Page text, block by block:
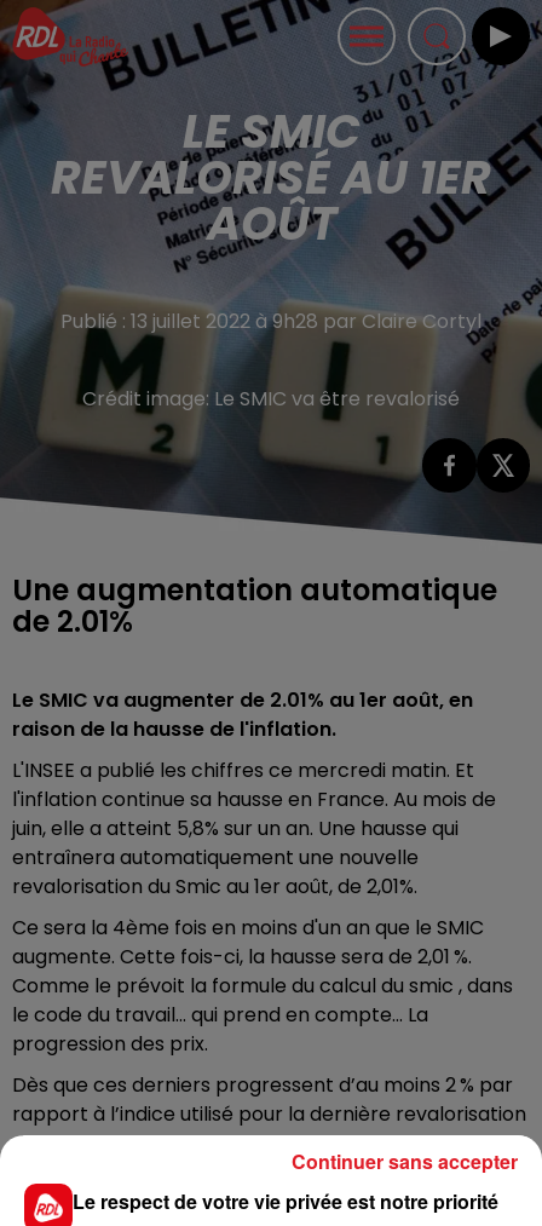
LE SMIC
REVALORISÉ AU 1ER
AOÛT
Publié : 13 juillet 2022 à 9h28 par Claire Cortyl
Crédit image: Le SMIC va être revalorisé
Une augmentation automatique
de 2.01%
Le SMIC va augmenter de 2.01% au 1er août, en
raison de la hausse de l'inflation.
L'INSEE a publié les chiffres ce mercredi matin. Et
l'inflation continue sa hausse en France. Au mois de
juin, elle a atteint 5,8% sur un an. Une hausse qui
entraînera automatiquement une nouvelle
revalorisation du Smic au 1er août, de 2,01%.
Ce sera la 4ème fois en moins d'un an que le SMIC
augmente. Cette fois-ci, la hausse sera de 2,01 %.
Comme le prévoit la formule du calcul du smic , dans
le code du travail... qui prend en compte... La
progression des prix.
Dès que ces derniers progressent d’au moins 2 % par
rapport à l’indice utilisé pour la dernière revalorisation
du smic pour les 20 % de la population au niveau de vie
le plus faible, un mécanisme automatique s’enclenche
en cours d’année. C'est actuellement le cas.
Le respect de votre vie privée est notre priorité
Continuer sans accepter